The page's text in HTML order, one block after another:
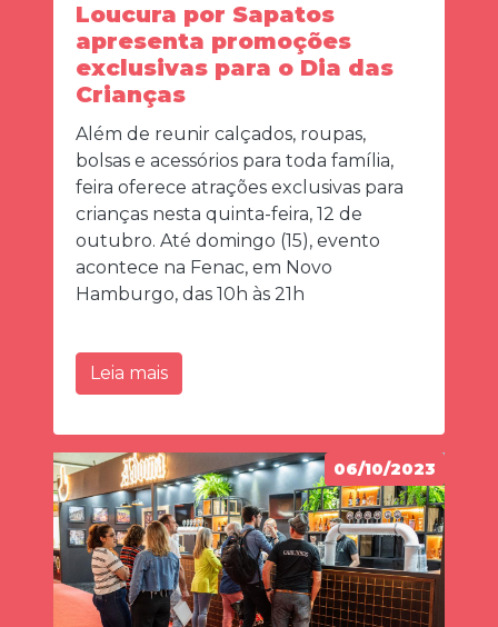
Loucura por Sapatos
apresenta promoções
exclusivas para o Dia das
Crianças
Além de reunir calçados, roupas,
bolsas e acessórios para toda família,
feira oferece atrações exclusivas para
crianças nesta quinta-feira, 12 de
outubro. Até domingo (15), evento
acontece na Fenac, em Novo
Hamburgo, das 10h às 21h
Leia mais
06/10/2023